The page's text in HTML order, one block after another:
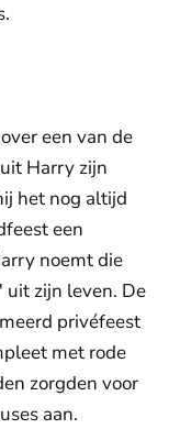
een van de
Harry zijn
het nog altijd
een
noemt die
uit zijn leven. De
privéfeest
met rode
zorgden voor
aan.